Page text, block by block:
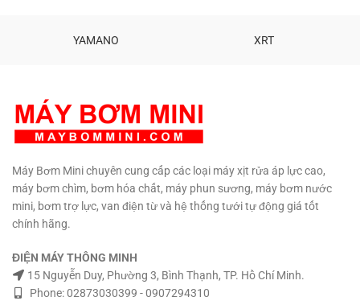
Loại máy bơm màng tự động.
0908997823 – 0908997872
YAMANO XRT
Máy Bơm Mini chuyên cung cấp các loại máy xịt rửa áp lực cao,
máy bơm chìm, bơm hóa chất, máy phun sương, máy bơm nước
mini, bơm trợ lực, van điện từ và hệ thống tưới tự động giá tốt
chính hãng.
ĐIỆN MÁY THÔNG MINH
15 Nguyễn Duy, Phường 3, Bình Thạnh, TP. Hồ Chí Minh.
Phone: 02873030399 - 0907294310